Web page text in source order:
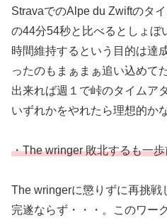
StravaでのAlpe du Zwiftのタ
の44分54秒と比べるとしょぼ
時間維持するという目的は達
ったのもまぁまぁ追い込めて
出来れば週１で峠のタイムア
いずれかをやれたら理想的かな
・The wringer 敗北するも一
The wringerに懲りずに再挑戦
完遂ならず・・・。このワー